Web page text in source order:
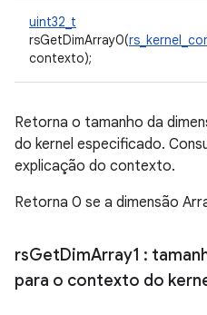
uint32_t
rsGetDimArray0(
contexto);
Retorna o tamanho da
do kernel especificado.
explicação do contexto.
Retorna 0 se a dimensão
rsGetDimArray1 :
para o contexto do